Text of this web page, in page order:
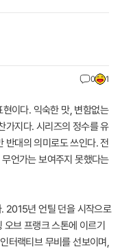
0 1
이다. 익숙한 맛, 변함없는
가지다. 시리즈의 정수를 유
반대의 의미로도 쓰인다. 전
언가는 보여주지 못했다는
2015년 언틸 던을 시작으로
오브 프랭크 스톤에 이르기
터랙티브 무비를 선보이며,